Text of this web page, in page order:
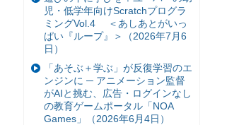
児・低学年向けScratchプログラ
ミングVol.4 ＜あしあとがいっ
ぱい『ループ』＞（2026年7月6
日）
「あそぶ＋学ぶ」が反復学習のエ
ンジンに ─ アニメーション監督
がAIと挑む、広告・ログインなし
の教育ゲームポータル「NOA
Games」（2026年6月4日）